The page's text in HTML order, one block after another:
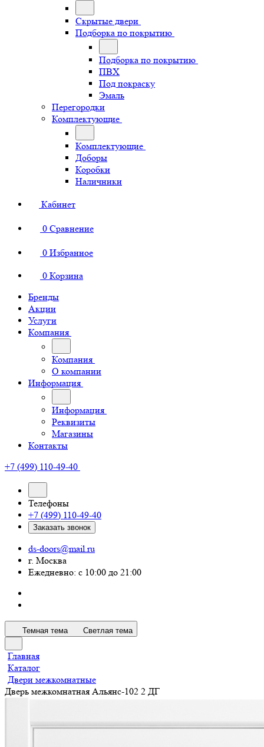
Скрытые двери
Подборка по покрытию
Подборка по покрытию
ПВХ
Под покраску
Эмаль
Перегородки
Комплектующие
Комплектующие
Доборы
Коробки
Наличники
Кабинет
0 Сравнение
0 Избранное
0 Корзина
Бренды
Акции
Услуги
Компания
Компания
О компании
Информация
Информация
Реквизиты
Магазины
Контакты
+7 (499) 110-49-40
Телефоны
+7 (499) 110-49-40
Заказать звонок
ds-doors@mail.ru
г. Москва
Ежедневно: с 10:00 до 21:00
Темная тема Светлая тема
Главная
Каталог
Двери межкомнатные
Дверь межкомнатная Альянс-102 2 ДГ